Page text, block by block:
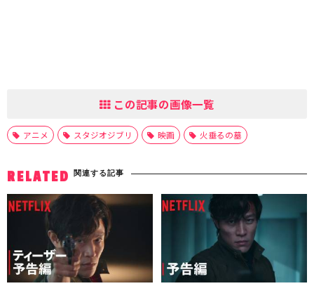
この記事の画像一覧
アニメ スタジオジブリ 映画 火垂るの墓
RELATED 関連する記事